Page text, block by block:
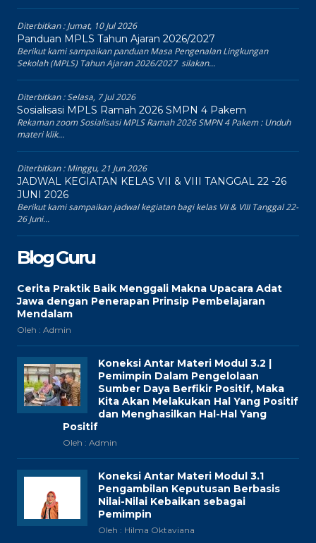
Diterbitkan :Jumat, 10 Jul 2026
Panduan MPLS Tahun Ajaran 2026/2027
Berikut kami sampaikan panduan Masa Pengenalan Lingkungan
Sekolah (MPLS) Tahun Ajaran 2026/2027 silakan...
Diterbitkan :Selasa, 7 Jul 2026
Sosialisasi MPLS Ramah 2026 SMPN 4 Pakem
Rekaman zoom Sosialisasi MPLS Ramah 2026 SMPN 4 Pakem : Unduh
materi klik...
Diterbitkan :Minggu, 21 Jun 2026
JADWAL KEGIATAN KELAS VII & VIII TANGGAL 22 -26
JUNI 2026
Berikut kami sampaikan jadwal kegiatan bagi kelas VII & VIII Tanggal 22-
26 Juni...
Blog Guru
Cerita Praktik Baik Menggali Makna Upacara Adat
Jawa dengan Penerapan Prinsip Pembelajaran
Mendalam
Oleh : Admin
Koneksi Antar Materi Modul 3.2 |
Pemimpin Dalam Pengelolaan
Sumber Daya Berfikir Positif, Maka
Kita Akan Melakukan Hal Yang Positif
dan Menghasilkan Hal-Hal Yang
Positif
Oleh : Admin
Koneksi Antar Materi Modul 3.1
Pengambilan Keputusan Berbasis
Nilai-Nilai Kebaikan sebagai
Pemimpin
Oleh : Hilma Oktaviana